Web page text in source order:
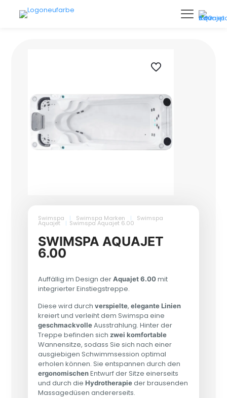
Swimspa | Swimspa Marken | Swimspa
Aquajet | Swimspa Aquajet 6.00
SWIMSPA AQUAJET
6.00
Auffällig im Design derAquajet 6.00mit
integrierter Einstiegstreppe.
Diese wird durch verspielte, eleganteLinien
kreiert und verleiht dem Swimspa eine
geschmackvolleAusstrahlung. Hinter der
Treppe befinden sich zwei komfortable
Wannensitze, sodass Sie sich nach einer
ausgiebigen Schwimmsession optimal
erholen können. Sie entspannen durch den
ergonomischenEntwurf der Sitze einerseits
und durch die Hydrotherapieder brausenden
Massagedüsen andererseits.